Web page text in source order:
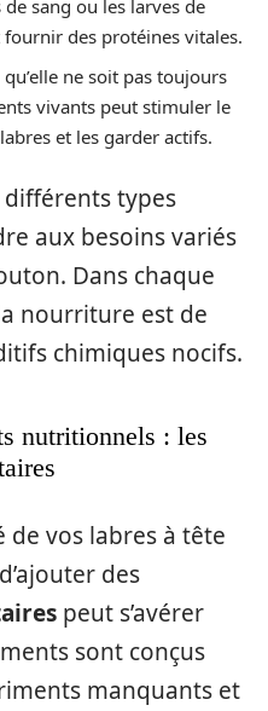
de sang ou les larves de
des protéines vitales.
qu’elle ne soit pas toujours
vivants peut stimuler le
et les garder actifs.
différents types
aux besoins variés
Dans chaque
nourriture est de
chimiques nocifs.
nutritionnels : les
vos labres à tête
des
peut s’avérer
sont conçus
manquants et